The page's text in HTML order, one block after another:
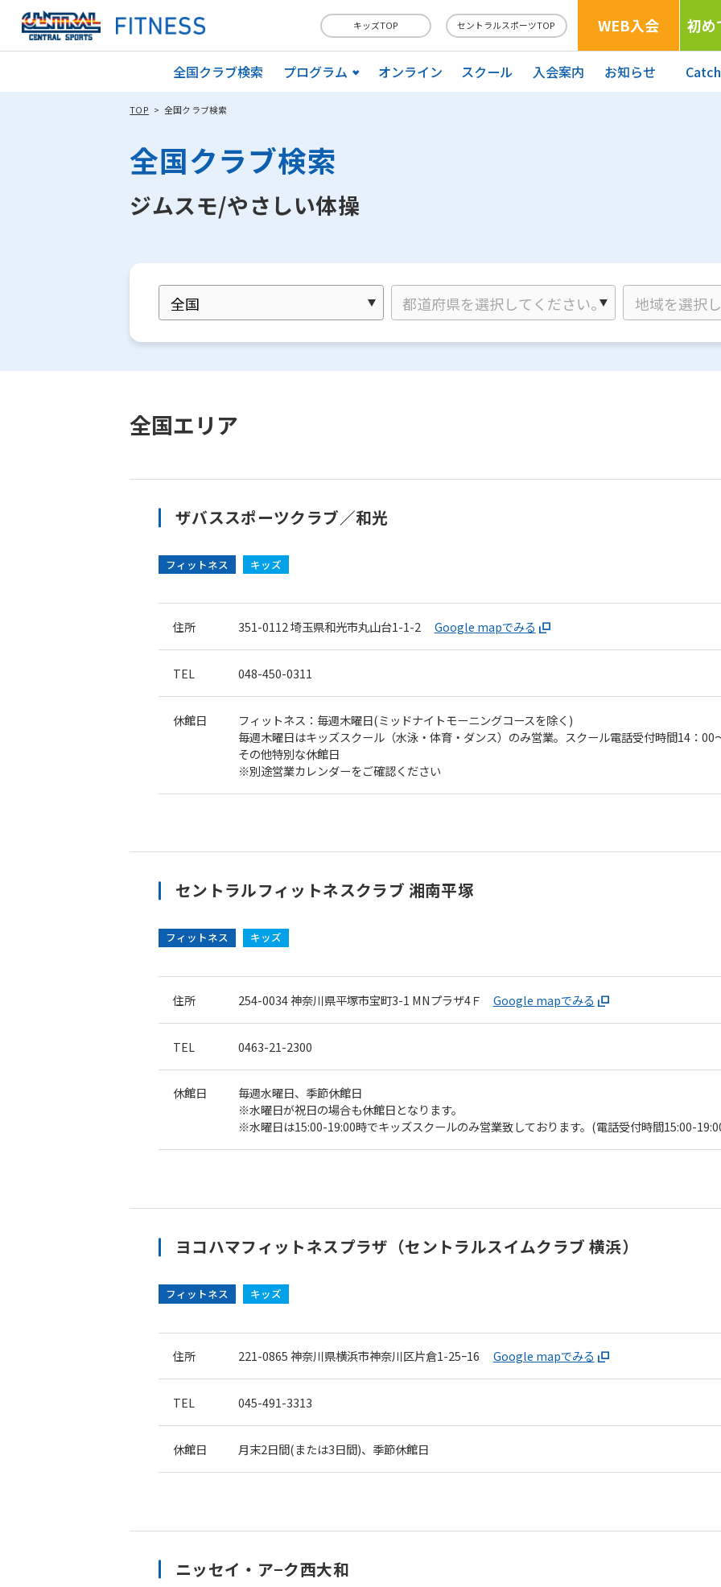
キッズTOP セントラルスポーツTOP WEB入会 初め
全国クラブ検索 プログラム オンライン スクール 入会案内 お知らせ
TOP 全国クラブ検索
全国クラブ検索
ジムスモ/やさしい体操
全国エリア
ザバススポーツクラブ／和光
フィットネス キッズ
住所 351-0112埼玉県和光市丸山台1-1-2 Google mapでみる
TEL 048-450-0311
休館日
フィットネス：毎週木曜日(ミッドナイトモーニングコースを除く)
毎週木曜日はキッズスクール（水泳・体育・ダンス）のみ営業。スクール電話受付時間14：00
その他特別な休館日
※別途営業カレンダーをご確認ください
セントラルフィットネスクラブ 湘南平塚
フィットネス キッズ
住所 254-0034神奈川県平塚市宝町3-1 MNプラザ4Ｆ Google mapでみる
TEL 0463-21-2300
休館日
毎週水曜日、季節休館日
※水曜日が祝日の場合も休館日となります。
※水曜日は15:00-19:00時でキッズスクールのみ営業致しております。(電話受付時間15:00-
ヨコハマフィットネスプラザ（セントラルスイムクラブ 横浜）
フィットネス キッズ
住所 221-0865神奈川県横浜市神奈川区片倉1-25ｰ16 Google mapでみる
TEL 045-491-3313
休館日 月末2日間(または3日間)、季節休館日
ニッセイ・ア−ク西大和
For foreigners
automatically translated into
automatic translation) to return to
the top page.
The translation may differ from the
original content. We ask that you